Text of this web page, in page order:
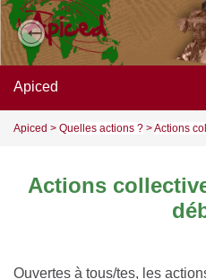
Previous
Apiced
Apiced > Quelles actions ? >Actions
Actions
Ouvertes à tous/tes, les